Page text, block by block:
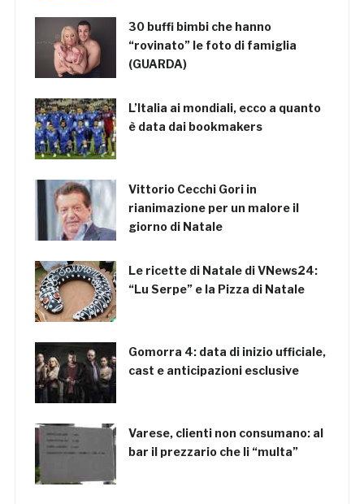
30 buffi bimbi che hanno
“rovinato” le foto di famiglia
(GUARDA)
L’Italia ai mondiali, ecco a quanto
è data dai bookmakers
Vittorio Cecchi Gori in
rianimazione per un malore il
giorno di Natale
Le ricette di Natale di VNews24:
“Lu Serpe” e la Pizza di Natale
Gomorra 4: data di inizio ufficiale,
cast e anticipazioni esclusive
Varese, clienti non consumano: al
bar il prezzario che li “multa”